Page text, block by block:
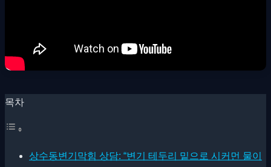
목차
상수동변기막힘 상담: “변기 테두리 밑으로 시커먼 물이